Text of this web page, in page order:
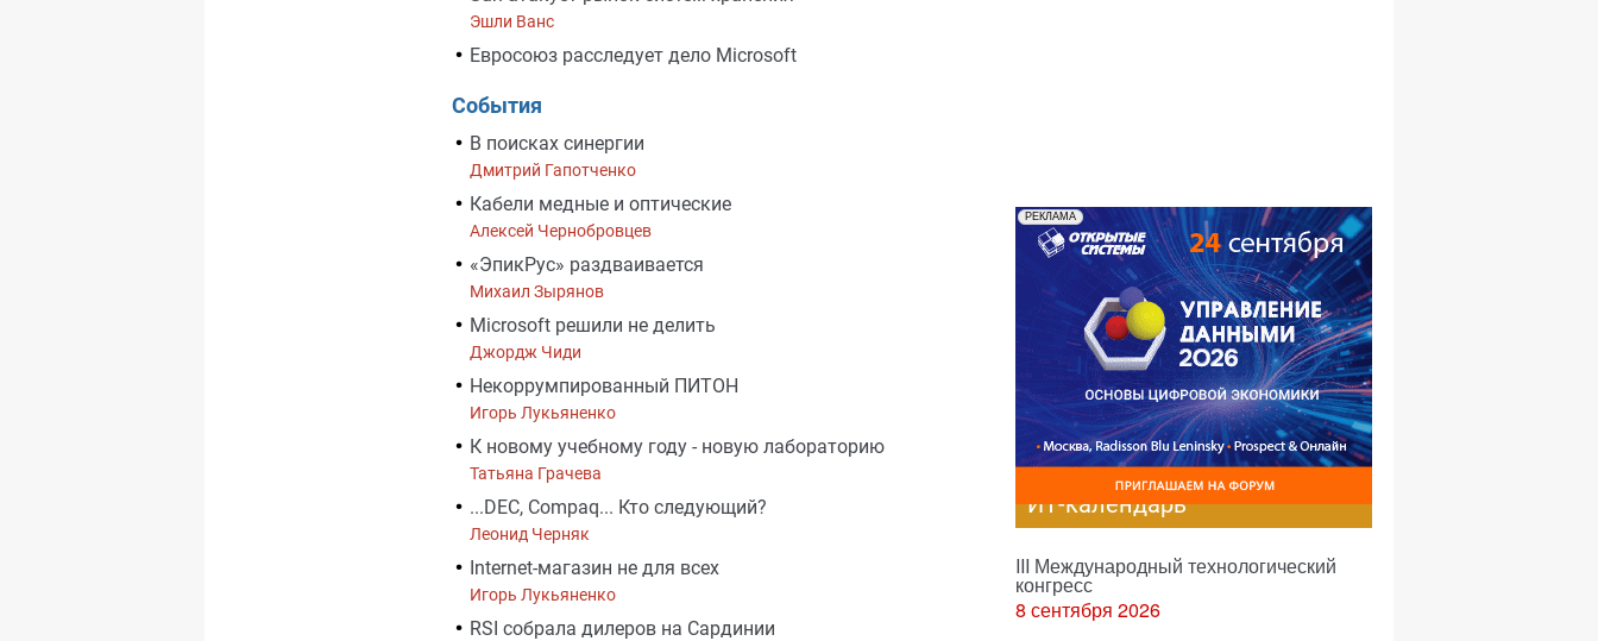
Эшли Ванс
Евросоюз расследует дело Microsoft
События
В поисках синергии
Дмитрий Гапотченко
Кабели медные и оптические
Алексей Чернобровцев
«ЭпикРус» раздваивается
Михаил Зырянов
Microsoft решили не делить
Джордж Чиди
Некоррумпированный ПИТОН
Игорь Лукьяненко
К новому учебному году - новую лабораторию
Татьяна Грачева
...DEC, Compaq... Кто следующий?
Леонид Черняк
Internet-магазин не для всех
Игорь Лукьяненко
RSI собрала дилеров на Сардинии
РЕКЛАМА
ИТ-календарь
III Международный технологический
конгресс
8 сентября 2026